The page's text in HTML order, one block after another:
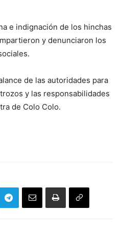
e indignación de los hinchas
y denunciaron los
de las autoridades para
y las responsabilidades
de Colo Colo.